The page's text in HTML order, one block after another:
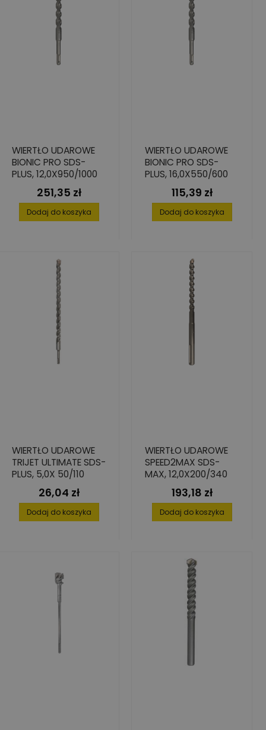
WIERTŁO UDAROWE
BIONIC PRO SDS-
PLUS, 12,0X950/1000
Cena
251,35 zł
Dodaj do koszyka
WIERTŁO UDAROWE
BIONIC PRO SDS-
PLUS, 16,0X550/600
Cena
115,39 zł
Dodaj do koszyka
WIERTŁO UDAROWE
TRIJET ULTIMATE SDS-
PLUS, 5,0X 50/110
Cena
26,04 zł
Dodaj do koszyka
WIERTŁO UDAROWE
SPEED2MAX SDS-
MAX, 12,0X200/340
Cena
193,18 zł
Dodaj do koszyka